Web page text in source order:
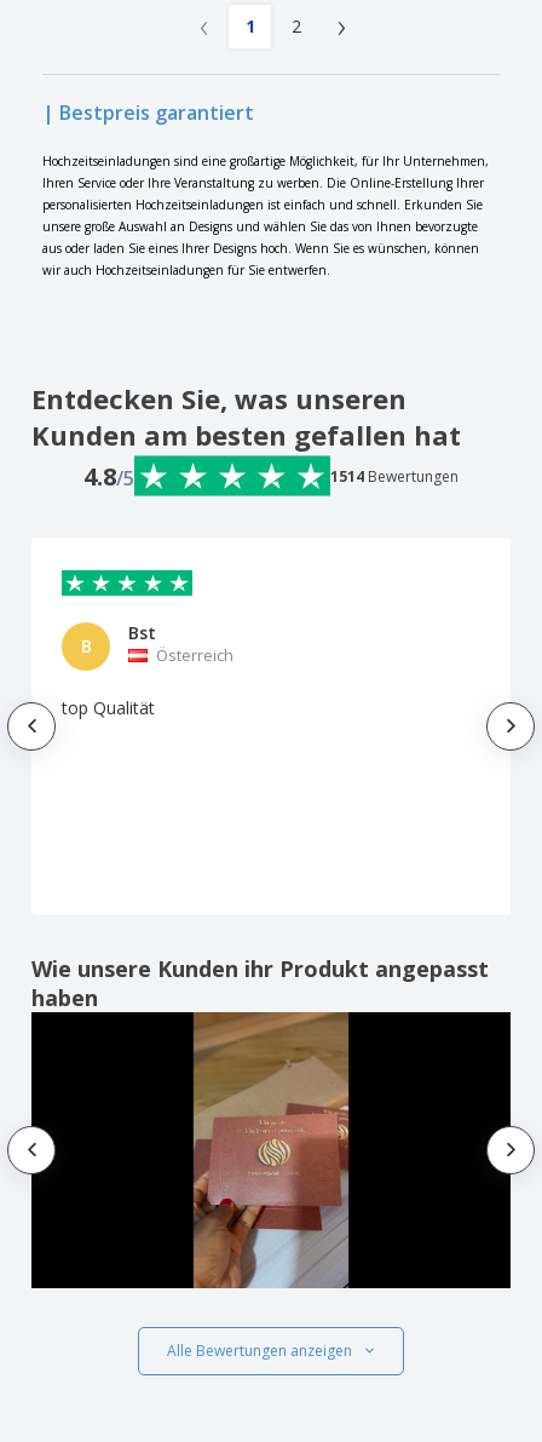
‹ 1 2 ›
| Bestpreis garantiert
Hochzeitseinladungen sind eine großartige Möglichkeit, für Ihr Unternehmen,
Ihren Service oder Ihre Veranstaltung zu werben. Die Online-Erstellung Ihrer
personalisierten Hochzeitseinladungen ist einfach und schnell. Erkunden Sie
unsere große Auswahl an Designs und wählen Sie das von Ihnen bevorzugte
aus oder laden Sie eines Ihrer Designs hoch. Wenn Sie es wünschen, können
wir auch Hochzeitseinladungen für Sie entwerfen.
Entdecken Sie, was unseren
Kunden am besten gefallen hat
4.8/5 1514 Bewertungen
B
Bst
Österreich
top Qualität
Wie unsere Kunden ihr Produkt angepasst
haben
Alle Bewertungen anzeigen